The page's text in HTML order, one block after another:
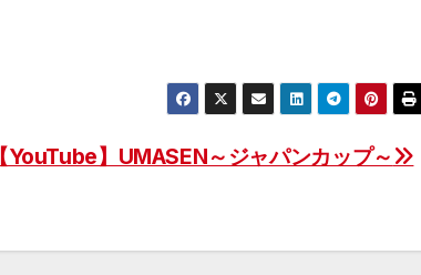
【YouTube】UMASEN～ジャパンカップ～